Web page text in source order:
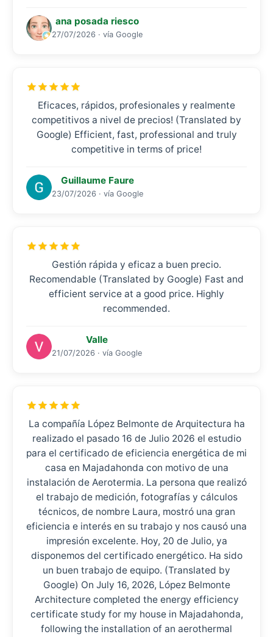
ana posada riesco
27/07/2026 · vía Google
Eficaces, rápidos, profesionales y realmente
competitivos a nivel de precios! (Translated by
Google) Efficient, fast, professional and truly
competitive in terms of price!
Guillaume Faure
23/07/2026 · vía Google
Gestión rápida y eficaz a buen precio.
Recomendable (Translated by Google) Fast and
efficient service at a good price. Highly
recommended.
Valle
21/07/2026 · vía Google
La compañía López Belmonte de Arquitectura ha
realizado el pasado 16 de Julio 2026 el estudio
para el certificado de eficiencia energética de mi
casa en Majadahonda con motivo de una
instalación de Aerotermia. La persona que realizó
el trabajo de medición, fotografías y cálculos
técnicos, de nombre Laura, mostró una gran
eficiencia e interés en su trabajo y nos causó una
impresión excelente. Hoy, 20 de Julio, ya
disponemos del certificado energético. Ha sido
un buen trabajo de equipo. (Translated by
Google) On July 16, 2026, López Belmonte
Architecture completed the energy efficiency
certificate study for my house in Majadahonda,
following the installation of an aerothermal